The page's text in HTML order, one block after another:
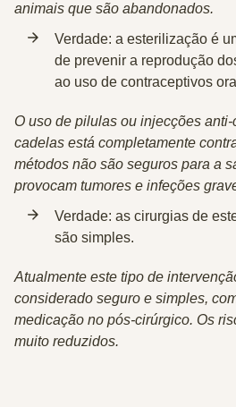
animais que são abandonados.
Verdade: a esterilização é
de prevenir a reprodução
ao uso de contraceptivos
O uso de pilulas ou injecções
cadelas está completamente
métodos não são seguros para a
provocam tumores e infeções
Verdade: as cirurgias de
são simples.
Atualmente este tipo de
considerado seguro e simples,
medicação no pós-cirúrgico. Os
muito reduzidos.